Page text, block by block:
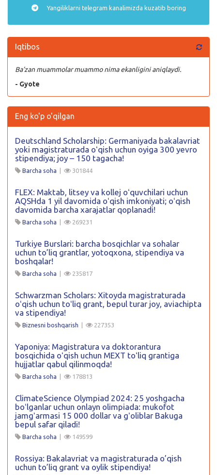
Yangiliklarni telegram kanalimizda kuzatib boring
Iqtibos
Ba’zan muammolar muammo nima ekanligini aniqlaydi.
- Gyote
Eng ko'p o'qilgan
Deutschland Scholarship: Germaniyada bakalavriat
yoki magistraturada oʻqish uchun oyiga 300 yevro
stipendiya; joy – 150 tagacha!
Barcha soha | 301844
FLEX: Maktab, litsey va kollej oʻquvchilari uchun
AQSHda 1 yil davomida oʻqish imkoniyati; oʻqish
davomida barcha xarajatlar qoplanadi!
Barcha soha | 269231
Turkiye Burslari: barcha bosqichlar va sohalar
uchun to’liq grantlar, yotoqxona, stipendiya va
boshqalar!
Barcha soha | 235817
Schwarzman Scholars: Xitoyda magistraturada
oʻqish uchun toʻliq grant, bepul turar joy, aviachipta
va stipendiya!
Biznesni boshqarish | 227353
Yaponiya: Magistratura va doktorantura
bosqichida oʻqish uchun MEXT toʻliq grantiga
hujjatlar qabul qilinmoqda!
Barcha soha | 178813
ClimateScience Olympiad 2024: 25 yoshgacha
boʻlganlar uchun onlayn olimpiada: mukofot
jamgʻarmasi 15 000 dollar va gʻoliblar Bakuga
bepul safar qiladi!
Barcha soha | 149599
Rossiya: Bakalavriat va magistraturada o’qish
uchun to’liq grant va oylik stipendiya!